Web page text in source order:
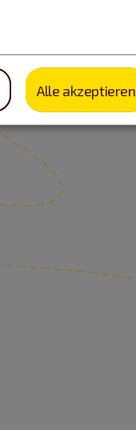
Alle akzeptieren